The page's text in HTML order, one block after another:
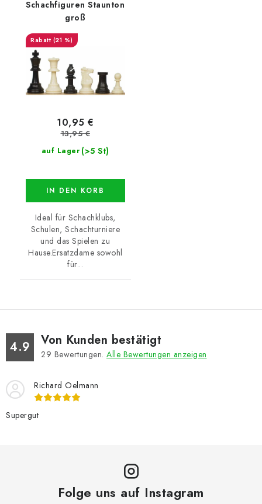
Schachfiguren Staunton
groß
(21 %)
auf Lager (>5 St)
10,95 €
13,95 €
IN DEN KORB
Ideal für Schachklubs,
Schulen, Schachturniere
und das Spielen zu
Hause.Ersatzdame sowohl
für...
4.9 Von Kunden bestätigt
29 Bewertungen. Alle Bewertungen anzeigen
Richard Oelmann
Supergut
Folge uns auf Instagram